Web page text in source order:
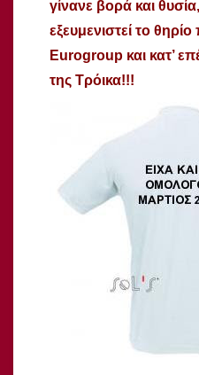
γίνανε βορά και
εξευμενιστεί το θηρίο
Eurogroup και κατ’
της Τρόικα!!!